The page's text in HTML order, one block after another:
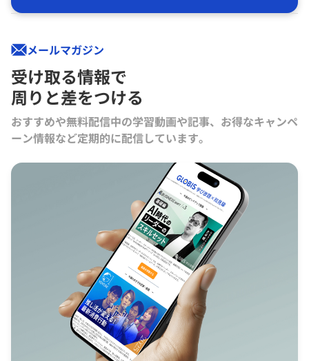
メールマガジン
受け取る情報で
周りと差をつける
おすすめや無料配信中の学習動画や記事、お得なキャンペ
ーン情報など定期的に配信しています。